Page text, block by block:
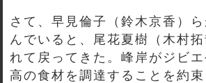
さて、早見倫子（鈴木京香）
んでいると、尾花夏樹（木村
れて戻ってきた。峰岸がジビ
高の食材を調達することを約